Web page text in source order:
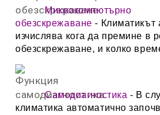
Микрокомпютърно
обезскрежаване - Климатикът
изчислява кога да премине в
обезскрежаване, и колко
Самодиагностика - В
климатика автоматично